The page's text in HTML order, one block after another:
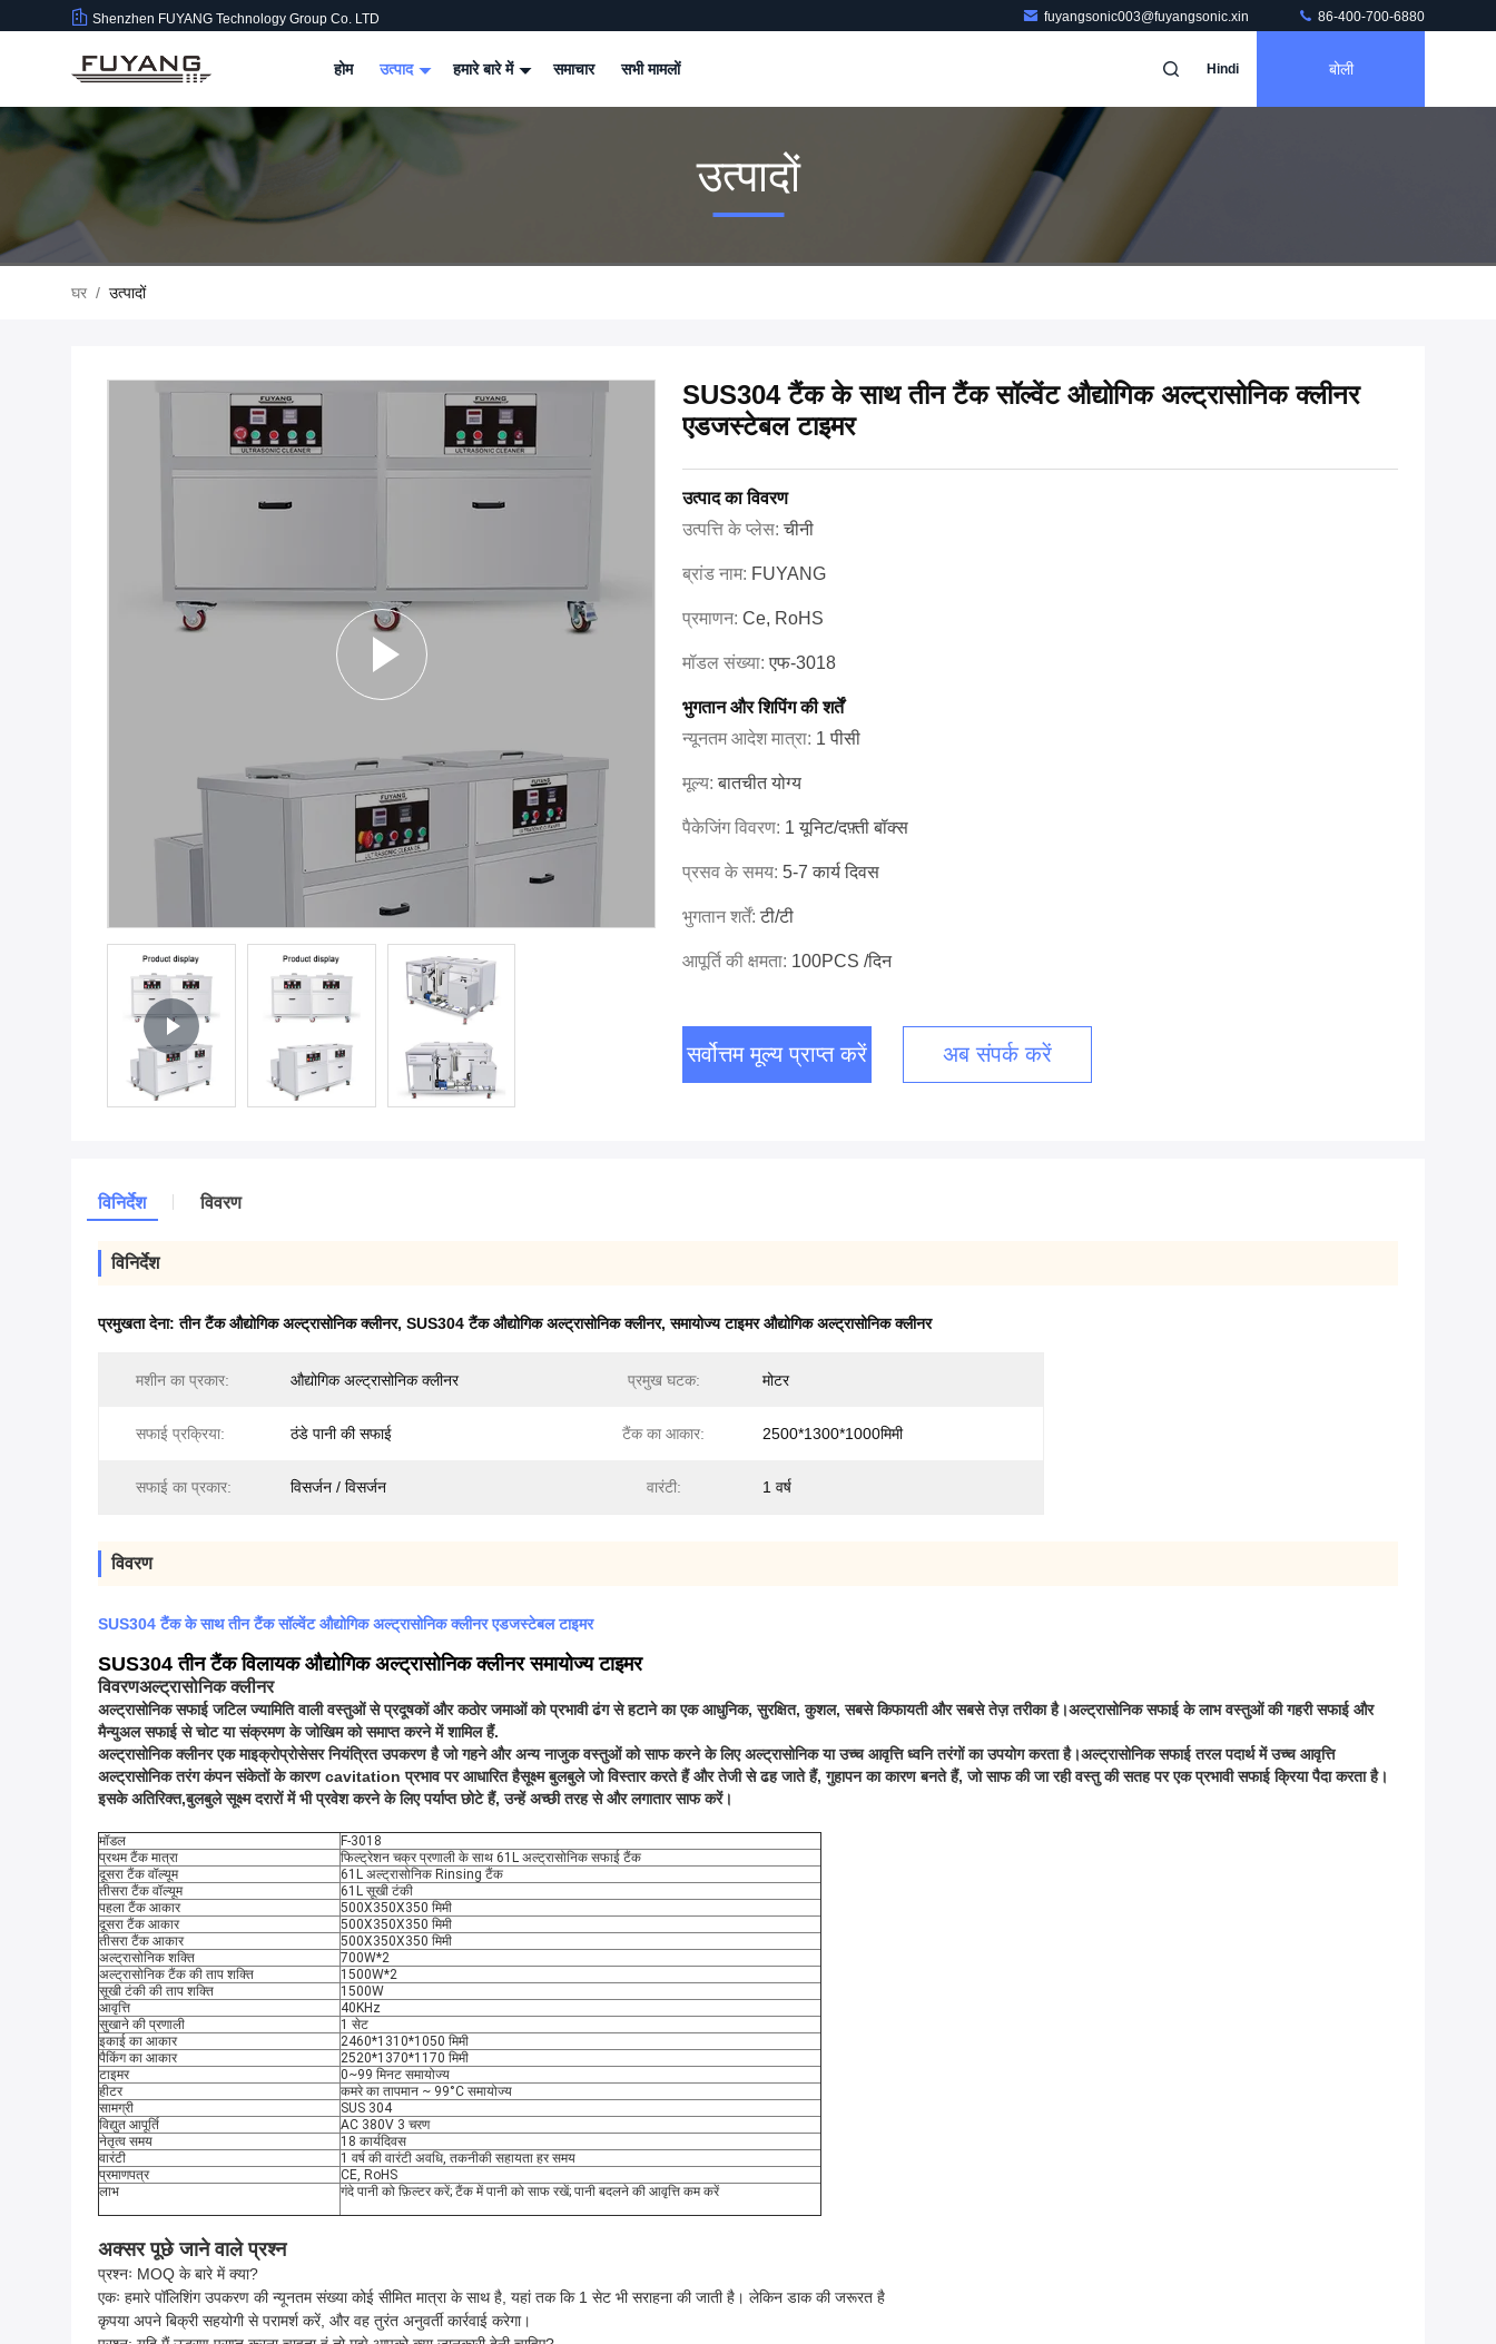
Shenzhen FUYANG Technology Group Co. LTD fuyangsonic003@fuyangsonic.xin 86-400-700-6880
होम उत्पाद हमारे बारे में समाचार सभी मामलों Hindi बोली
उत्पादों
घर / उत्पादों
SUS304 टैंक के साथ तीन टैंक सॉल्वेंट औद्योगिक अल्ट्रासोनिक क्लीनर
एडजस्टेबल टाइमर
उत्पाद का विवरण
उत्पत्ति के प्लेस:चीनी
ब्रांड नाम: FUYANG
प्रमाणन: Ce, RoHS
मॉडल संख्या:एफ-3018
भुगतान और शिपिंग की शर्तें
न्यूनतम आदेश मात्रा: 1 पीसी
मूल्य:बातचीत योग्य
पैकेजिंग विवरण: 1 यूनिट/दफ़्ती बॉक्स
प्रसव के समय: 5-7 कार्य दिवस
भुगतान शर्तें:टी/टी
आपूर्ति की क्षमता: 100PCS /दिन
सर्वोत्तम मूल्य प्राप्त करें अब संपर्क करें
विनिर्देश विवरण
विनिर्देश
प्रमुखता देना:तीन टैंक औद्योगिक अल्ट्रासोनिक क्लीनर, SUS304 टैंक औद्योगिक अल्ट्रासोनिक क्लीनर,समायोज्य टाइमर औद्योगिक अल्ट्रासोनिक क्लीनर
मशीन का प्रकार: औद्योगिक अल्ट्रासोनिक क्लीनर प्रमुख घटक: मोटर
सफाई प्रक्रिया: ठंडे पानी की सफाई टैंक का आकार: 2500*1300*1000मिमी
सफाई का प्रकार: विसर्जन / विसर्जन वारंटी: 1 वर्ष
विवरण
SUS304 टैंक के साथ तीन टैंक सॉल्वेंट औद्योगिक अल्ट्रासोनिक क्लीनर एडजस्टेबल टाइमर
SUS304 तीन टैंक विलायक औद्योगिक अल्ट्रासोनिक क्लीनर समायोज्य टाइमर
विवरणअल्ट्रासोनिक क्लीनर
अल्ट्रासोनिक सफाई जटिल ज्यामिति वाली वस्तुओं से प्रदूषकों और कठोर जमाओं को प्रभावी ढंग से हटाने का एक आधुनिक, सुरक्षित, कुशल, सबसे किफायती और सबसे तेज़ तरीका है।अल्ट्रासोनिक सफाई के लाभ वस्तुओं की गहरी सफाई और
मैन्युअल सफाई से चोट या संक्रमण के जोखिम को समाप्त करने में शामिल हैं.
अल्ट्रासोनिक क्लीनर एक माइक्रोप्रोसेसर नियंत्रित उपकरण है जो गहने और अन्य नाजुक वस्तुओं को साफ करने के लिए अल्ट्रासोनिक या उच्च आवृत्ति ध्वनि तरंगों का उपयोग करता है।अल्ट्रासोनिक सफाई तरल पदार्थ में उच्च आवृत्ति
अल्ट्रासोनिक तरंग कंपन संकेतों के कारण cavitation प्रभाव पर आधारित हैसूक्ष्म बुलबुले जो विस्तार करते हैं और तेजी से ढह जाते हैं, गुहापन का कारण बनते हैं, जो साफ की जा रही वस्तु की सतह पर एक प्रभावी सफाई क्रिया पैदा करता है।
इसके अतिरिक्त,बुलबुले सूक्ष्म दरारों में भी प्रवेश करने के लिए पर्याप्त छोटे हैं, उन्हें अच्छी तरह से और लगातार साफ करें।
मॉडल
F-3018
प्रथम टैंक मात्रा
फिल्ट्रेशन चक्र प्रणाली के साथ 61L अल्ट्रासोनिक सफाई टैंक
दूसरा टैंक वॉल्यूम
61L अल्ट्रासोनिक Rinsing टैंक
तीसरा टैंक वॉल्यूम
61L सूखी टंकी
पहला टैंक आकार
500X350X350 मिमी
दूसरा टैंक आकार
500X350X350 मिमी
तीसरा टैंक आकार
500X350X350 मिमी
अल्ट्रासोनिक शक्ति
700W*2
अल्ट्रासोनिक टैंक की ताप शक्ति
1500W*2
सूखी टंकी की ताप शक्ति
1500W
आवृत्ति
40KHz
सुखाने की प्रणाली
1 सेट
इकाई का आकार
2460*1310*1050 मिमी
पैकिंग का आकार
2520*1370*1170 मिमी
टाइमर
0~99 मिनट समायोज्य
हीटर
कमरे का तापमान ~ 99°C समायोज्य
सामग्री
SUS 304
विद्युत आपूर्ति
AC 380V 3 चरण
नेतृत्व समय
18 कार्यदिवस
वारंटी
1 वर्ष की वारंटी अवधि, तकनीकी सहायता हर समय
प्रमाणपत्र
CE, RoHS
लाभ
गंदे पानी को फ़िल्टर करें; टैंक में पानी को साफ रखें; पानी बदलने की आवृत्ति कम करें
अक्सर पूछे जाने वाले प्रश्न
प्रश्नः MOQ के बारे में क्या?
एकः हमारे पॉलिशिंग उपकरण की न्यूनतम संख्या कोई सीमित मात्रा के साथ है, यहां तक कि 1 सेट भी सराहना की जाती है। लेकिन डाक की जरूरत है
कृपया अपने बिक्री सहयोगी से परामर्श करें, और वह तुरंत अनुवर्ती कार्रवाई करेगा।